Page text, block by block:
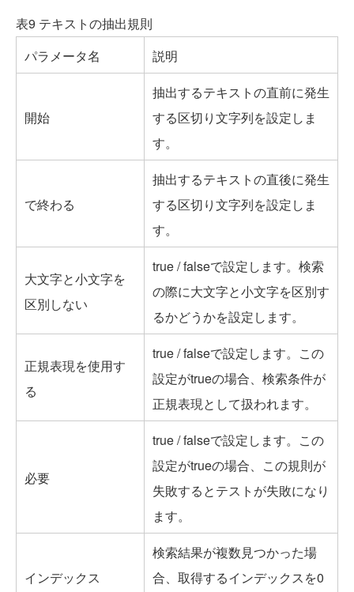
表9 テキストの抽出規則
パラメータ名
説明
開始
抽出するテキストの直前に発生
する区切り文字列を設定しま
す。
で終わる
抽出するテキストの直後に発生
する区切り文字列を設定しま
す。
大文字と小文字を
区別しない
true / falseで設定します。検索
の際に大文字と小文字を区別す
るかどうかを設定します。
正規表現を使用す
る
true / falseで設定します。この
設定がtrueの場合、検索条件が
正規表現として扱われます。
必要
true / falseで設定します。この
設定がtrueの場合、この規則が
失敗するとテストが失敗になり
ます。
インデックス
検索結果が複数見つかった場
合、取得するインデックスを0